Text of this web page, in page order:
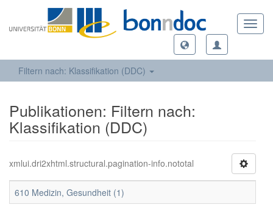
Filtern nach: Klassifikation (DDC)
Publikationen: Filtern nach:
Klassifikation (DDC)
xmlui.dri2xhtml.structural.pagination-info.nototal
610 Medizin, Gesundheit (1)